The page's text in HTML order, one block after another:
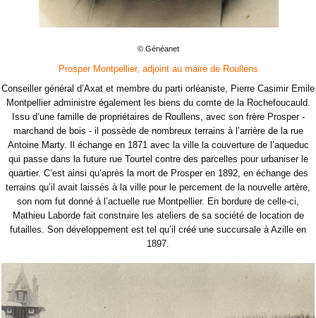
© Généanet
Prosper Montpellier, adjoint au maire de Roullens
Conseiller général d’Axat et membre du parti orléaniste, Pierre Casimir Emile
Montpellier administre également les biens du comte de la Rochefoucauld.
Issu d’une famille de propriétaires de Roullens, avec son frère Prosper -
marchand de bois - il possède de nombreux terrains à l’arrière de la rue
Antoine Marty. Il échange en 1871 avec la ville la couverture de l’aqueduc
qui passe dans la future rue Tourtel contre des parcelles pour urbaniser le
quartier. C’est ainsi qu’après la mort de Prosper en 1892, en échange des
terrains qu’il avait laissés à la ville pour le percement de la nouvelle artère,
son nom fut donné à l’actuelle rue Montpellier. En bordure de celle-ci,
Mathieu Laborde fait construire les ateliers de sa société de location de
futailles. Son développement est tel qu’il créé une succursale à Azille en
1897.